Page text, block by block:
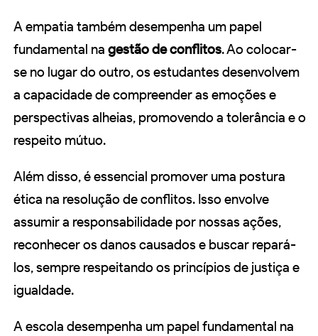
A empatia também desempenha um papel
fundamental na gestão de conflitos. Ao colocar-
se no lugar do outro, os estudantes desenvolvem
a capacidade de compreender as emoções e
perspectivas alheias, promovendo a tolerância e o
respeito mútuo.
Além disso, é essencial promover uma postura
ética na resolução de conflitos. Isso envolve
assumir a responsabilidade por nossas ações,
reconhecer os danos causados e buscar repará-
los, sempre respeitando os princípios de justiça e
igualdade.
A escola desempenha um papel fundamental na